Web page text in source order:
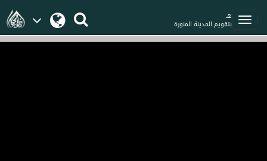
هـ
بتقويم المدينة المنورة